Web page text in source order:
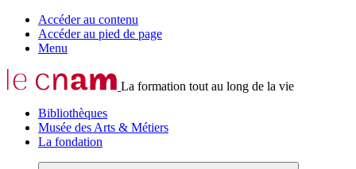
Accéder au contenu
Accéder au pied de page
Menu
La formation tout au long de la vie
Bibliothèques
Musée des Arts & Métiers
La fondation